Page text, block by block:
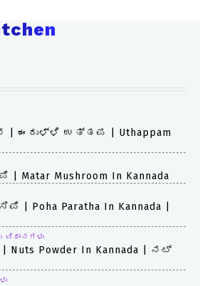
ಈರುಳ್ಳಿ ಉತ್ತಪ | Uthappam
Mushroom In Kannada
Paratha In Kannada |
ವಿಧಾನಗಳು
Powder In Kannada | ನಟ್